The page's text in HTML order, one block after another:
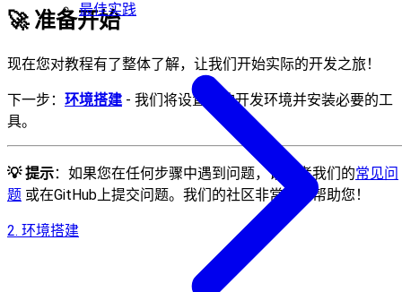
最佳实践
🚀 准备开始
现在您对教程有了整体了解，让我们开始实际的开发之旅！
下一步： 环境搭建 - 我们将设置您的开发环境并安装必要的工
具。
💡 提示：如果您在任何步骤中遇到问题，请参考我们的常见问
题 或在GitHub上提交问题。我们的社区非常乐意帮助您！
2. 环境搭建